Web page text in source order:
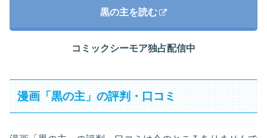
黒の主を読む
コミックシーモア独占配信中
漫画「黒の主」の評判・口コミ